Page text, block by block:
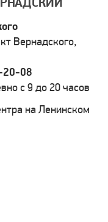
Вернадского,
20-08
c 9 до 20 часов